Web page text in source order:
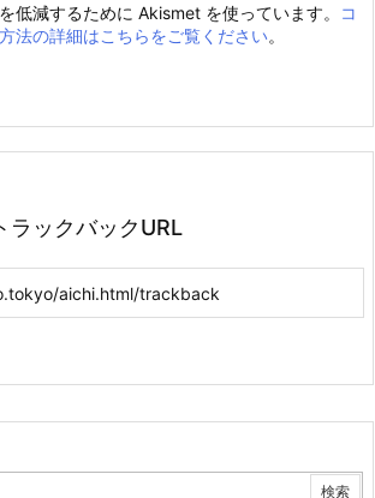
低減するために Akismet を使っています。
コ
法の詳細はこちらをご覧ください。
ラックバックURL